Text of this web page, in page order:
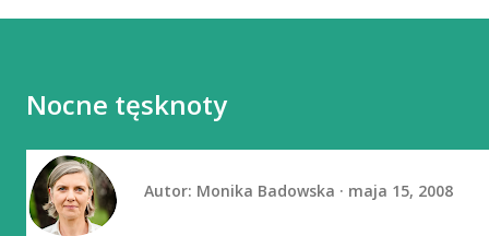
Nocne tęsknoty
Autor: Monika Badowska maja 15, 2008